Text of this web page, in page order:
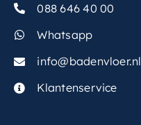
088 646 40 00
Whatsapp
info@badenvloer.nl
Klantenservice